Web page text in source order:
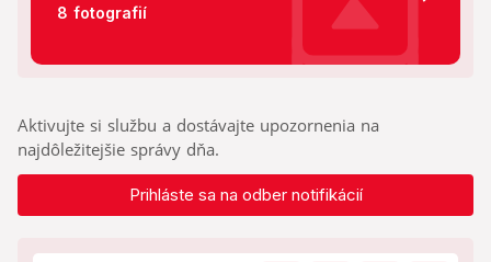
8 fotografií
Aktivujte si službu a dostávajte upozornenia na
najdôležitejšie správy dňa.
Prihláste sa na odber notifikácií